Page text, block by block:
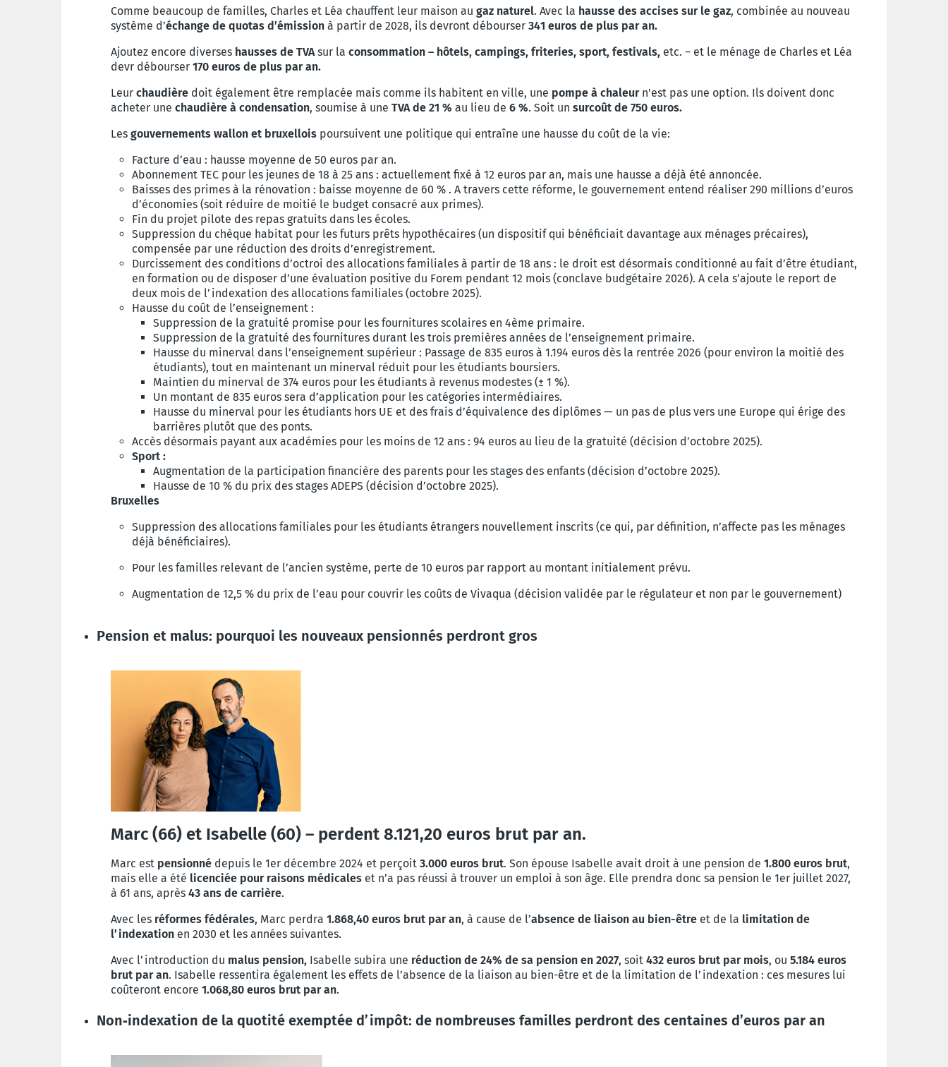
Comme beaucoup de familles, Charles et Léa chauffent leur maison au gaz naturel. Avec la hausse des accises sur le gaz, combinée au nouveau
système d’échange de quotas d’émission à partir de 2028, ils devront débourser 341 euros de plus par an.
Ajoutez encore diverses hausses de TVAsur la consommation – hôtels, campings, friteries, sport, festivals, etc. – et le ménage de Charles et Léa
devr débourser 170 euros de plus par an.
Leur chaudière doit également être remplacée mais comme ils habitent en ville, une pompe à chaleurn'est pas une option. Ils doivent donc
acheter une chaudière à condensation, soumise à une TVA de 21 % au lieu de 6 %. Soit un surcoût de 750 euros.
Les gouvernements wallon et bruxellois poursuivent une politique qui entraîne une hausse du coût de la vie:
Facture d’eau : hausse moyenne de 50 euros par an.
Abonnement TEC pour les jeunes de 18 à 25 ans : actuellement fixé à 12 euros par an, mais une hausse a déjà été annoncée.
Baisses des primes à la rénovation : baisse moyenne de 60 % . A travers cette réforme, le gouvernement entend réaliser 290 millions d’euros
d’économies (soit réduire de moitié le budget consacré aux primes).
Fin du projet pilote des repas gratuits dans les écoles.
Suppression du chèque habitat pour les futurs prêts hypothécaires (un dispositif qui bénéficiait davantage aux ménages précaires),
compensée par une réduction des droits d’enregistrement.
Durcissement des conditions d’octroi des allocations familiales à partir de 18 ans : le droit est désormais conditionné au fait d’être étudiant,
en formation ou de disposer d’une évaluation positive du Forem pendant 12 mois (conclave budgétaire 2026). A cela s’ajoute le report de
deux mois de l’indexation des allocations familiales (octobre 2025).
Hausse du coût de l’enseignement :
Suppression de la gratuité promise pour les fournitures scolaires en 4ème primaire.
Suppression de la gratuité des fournitures durant les trois premières années de l’enseignement primaire.
Hausse du minerval dans l’enseignement supérieur : Passage de 835 euros à 1.194 euros dès la rentrée 2026 (pour environ la moitié des
étudiants), tout en maintenant un minerval réduit pour les étudiants boursiers.
Maintien du minerval de 374 euros pour les étudiants à revenus modestes (± 1 %).
Un montant de 835 euros sera d’application pour les catégories intermédiaires.
Hausse du minerval pour les étudiants hors UE et des frais d’équivalence des diplômes — un pas de plus vers une Europe qui érige des
barrières plutôt que des ponts.
Accès désormais payant aux académies pour les moins de 12 ans : 94 euros au lieu de la gratuité (décision d’octobre 2025).
Sport :
Augmentation de la participation financière des parents pour les stages des enfants (décision d’octobre 2025).
Hausse de 10 % du prix des stages ADEPS (décision d’octobre 2025).
Bruxelles
Suppression des allocations familiales pour les étudiants étrangers nouvellement inscrits (ce qui, par définition, n’affecte pas les ménages
déjà bénéficiaires).
Pour les familles relevant de l’ancien système, perte de 10 euros par rapport au montant initialement prévu.
Augmentation de 12,5 % du prix de l’eau pour couvrir les coûts de Vivaqua (décision validée par le régulateur et non par le gouvernement)
Pension et malus: pourquoi les nouveaux pensionnés perdront gros
Marc (66) et Isabelle (60) – perdent 8.121,20 euros brut par an.
Marc est pensionné depuis le 1er décembre 2024 et perçoit 3.000 euros brut. Son épouse Isabelle avait droit à une pension de 1.800 euros brut,
mais elle a été licenciée pour raisons médicales et n’a pas réussi à trouver un emploi à son âge. Elle prendra donc sa pension le 1er juillet 2027,
à 61 ans, après 43 ans de carrière.
Avec les réformes fédérales, Marc perdra 1.868,40 euros brut par an, à cause de l’absence de liaison au bien-être et de la limitation de
l’indexation en 2030 et les années suivantes.
Avec l’introduction du malus pension, Isabelle subira une réduction de 24% de sa pension en 2027, soit 432 euros brut par mois, ou 5.184 euros
brut par an. Isabelle ressentira également les effets de l’absence de la liaison au bien-être et de la limitation de l’indexation : ces mesures lui
coûteront encore 1.068,80 euros brut par an.
Non‑indexation de la quotité exemptée d’impôt: de nombreuses familles perdront des centaines d’euros par an